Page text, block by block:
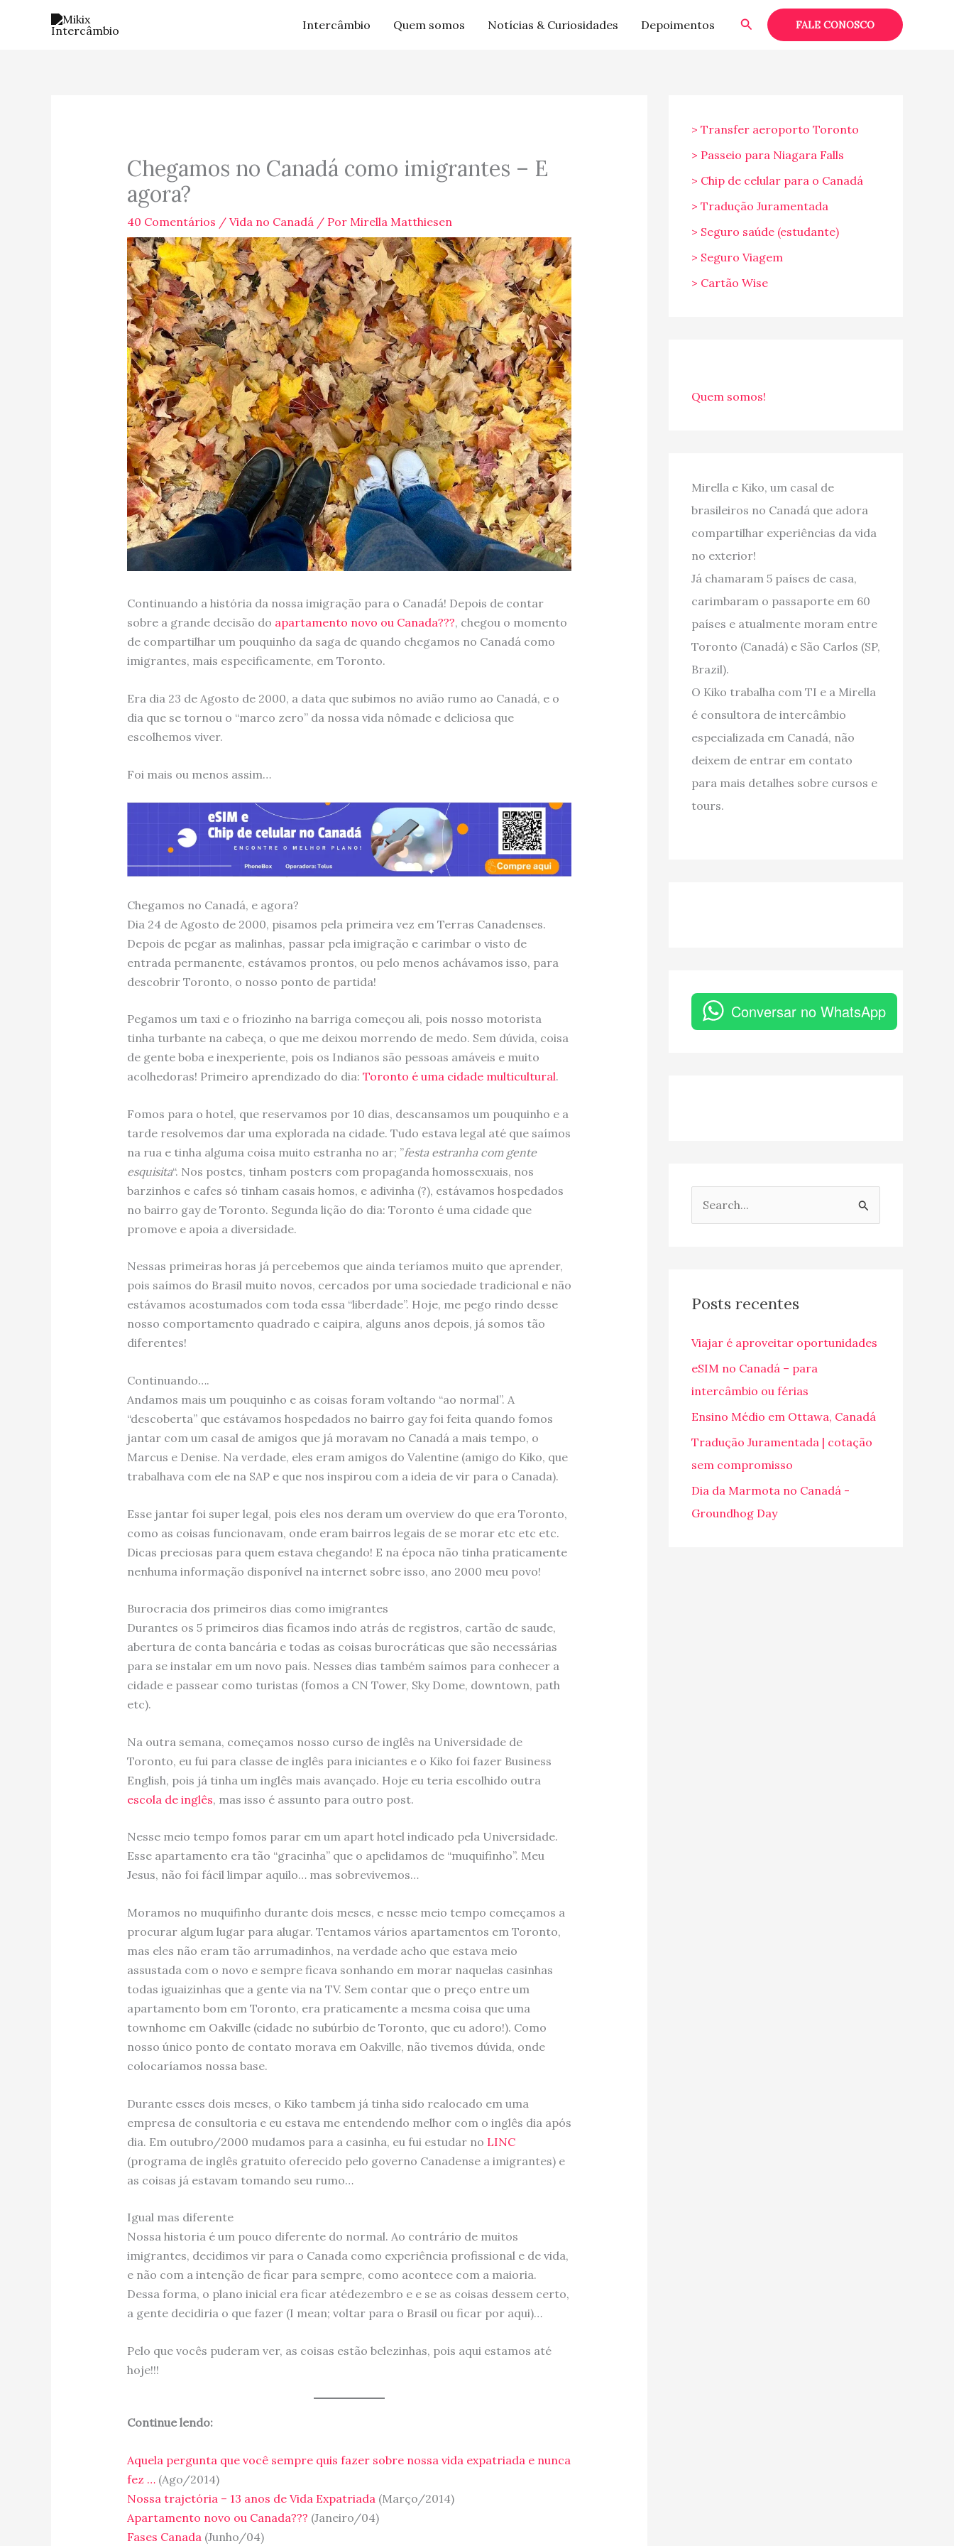
Intercâmbio Quem somos Notícias & Curiosidades Depoimentos PesquisarFALE CONOSCO
Chegamos no Canadá como imigrantes – E
agora?
40 Comentários / Vida no Canadá/ Por Mirella Matthiesen
Continuando a história da nossa imigração para o Canadá! Depois de contar
sobre a grande decisão do apartamento novo ou Canada???, chegou o momento
de compartilhar um pouquinho da saga de quando chegamos no Canadá como
imigrantes, mais especificamente, em Toronto.
Era dia 23 de Agosto de 2000, a data que subimos no avião rumo ao Canadá, e o
dia que se tornou o “marco zero” da nossa vida nômade e deliciosa que
escolhemos viver.
Foi mais ou menos assim…
Chegamos no Canadá, e agora?
Dia 24 de Agosto de 2000, pisamos pela primeira vez em Terras Canadenses.
Depois de pegar as malinhas, passar pela imigração e carimbar o visto de
entrada permanente, estávamos prontos, ou pelo menos achávamos isso, para
descobrir Toronto, o nosso ponto de partida!
Pegamos um taxi e o friozinho na barriga começou ali, pois nosso motorista
tinha turbante na cabeça, o que me deixou morrendo de medo. Sem dúvida, coisa
de gente boba e inexperiente, pois os Indianos são pessoas amáveis e muito
acolhedoras! Primeiro aprendizado do dia: Toronto é uma cidade multicultural.
Fomos para o hotel, que reservamos por 10 dias, descansamos um pouquinho e a
tarde resolvemos dar uma explorada na cidade. Tudo estava legal até que saímos
na rua e tinha alguma coisa muito estranha no ar; ”festa estranha com gente
esquisita“. Nos postes, tinham posters com propaganda homossexuais, nos
barzinhos e cafes só tinham casais homos, e adivinha (?), estávamos hospedados
no bairro gay de Toronto. Segunda lição do dia: Toronto é uma cidade que
promove e apoia a diversidade.
Nessas primeiras horas já percebemos que ainda teríamos muito que aprender,
pois saímos do Brasil muito novos, cercados por uma sociedade tradicional e não
estávamos acostumados com toda essa “liberdade”. Hoje, me pego rindo desse
nosso comportamento quadrado e caipira, alguns anos depois, já somos tão
diferentes!
Continuando….
Andamos mais um pouquinho e as coisas foram voltando “ao normal”. A
“descoberta” que estávamos hospedados no bairro gay foi feita quando fomos
jantar com um casal de amigos que já moravam no Canadá a mais tempo, o
Marcus e Denise. Na verdade, eles eram amigos do Valentine (amigo do Kiko, que
trabalhava com ele na SAP e que nos inspirou com a ideia de vir para o Canada).
Esse jantar foi super legal, pois eles nos deram um overview do que era Toronto,
como as coisas funcionavam, onde eram bairros legais de se morar etc etc etc.
Dicas preciosas para quem estava chegando! E na época não tinha praticamente
nenhuma informação disponível na internet sobre isso, ano 2000 meu povo!
Burocracia dos primeiros dias como imigrantes
Durantes os 5 primeiros dias ficamos indo atrás de registros, cartão de saude,
abertura de conta bancária e todas as coisas burocráticas que são necessárias
para se instalar em um novo país. Nesses dias também saímos para conhecer a
cidade e passear como turistas (fomos a CN Tower, Sky Dome, downtown, path
etc).
Na outra semana, começamos nosso curso de inglês na Universidade de
Toronto, eu fui para classe de inglês para iniciantes e o Kiko foi fazer Business
English, pois já tinha um inglês mais avançado. Hoje eu teria escolhido outra
escola de inglês, mas isso é assunto para outro post.
Nesse meio tempo fomos parar em um apart hotel indicado pela Universidade.
Esse apartamento era tão “gracinha” que o apelidamos de “muquifinho”. Meu
Jesus, não foi fácil limpar aquilo… mas sobrevivemos…
Moramos no muquifinho durante dois meses, e nesse meio tempo começamos a
procurar algum lugar para alugar. Tentamos vários apartamentos em Toronto,
mas eles não eram tão arrumadinhos, na verdade acho que estava meio
assustada com o novo e sempre ficava sonhando em morar naquelas casinhas
todas iguaizinhas que a gente via na TV. Sem contar que o preço entre um
apartamento bom em Toronto, era praticamente a mesma coisa que uma
townhome em Oakville (cidade no subúrbio de Toronto, que eu adoro!). Como
nosso único ponto de contato morava em Oakville, não tivemos dúvida, onde
colocaríamos nossa base.
Durante esses dois meses, o Kiko tambem já tinha sido realocado em uma
empresa de consultoria e eu estava me entendendo melhor com o inglês dia após
dia. Em outubro/2000 mudamos para a casinha, eu fui estudar no LINC
(programa de inglês gratuito oferecido pelo governo Canadense a imigrantes) e
as coisas já estavam tomando seu rumo…
Igual mas diferente
Nossa historia é um pouco diferente do normal. Ao contrário de muitos
imigrantes, decidimos vir para o Canada como experiência profissional e de vida,
e não com a intenção de ficar para sempre, como acontece com a maioria.
Dessa forma, o plano inicial era ficar atédezembro e e se as coisas dessem certo,
a gente decidiria o que fazer (I mean; voltar para o Brasil ou ficar por aqui)…
Pelo que vocês puderam ver, as coisas estão belezinhas, pois aqui estamos até
hoje!!!
Continue lendo:
Aquela pergunta que você sempre quis fazer sobre nossa vida expatriada e nunca
fez …(Ago/2014)
Nossa trajetória – 13 anos de Vida Expatriada (Março/2014)
Apartamento novo ou Canada??? (Janeiro/04)
Fases Canada (Junho/04)
> Transfer aeroporto Toronto
> Passeio para Niagara Falls
> Chip de celular para o Canadá
> Tradução Juramentada
> Seguro saúde (estudante)
> Seguro Viagem
> Cartão Wise
Quem somos!
Mirella e Kiko, um casal de
brasileiros no Canadá que adora
compartilhar experiências da vida
no exterior!
Já chamaram 5 países de casa,
carimbaram o passaporte em 60
países e atualmente moram entre
Toronto (Canadá) e São Carlos (SP,
Brazil).
O Kiko trabalha com TI e a Mirella
é consultora de intercâmbio
especializada em Canadá, não
deixem de entrar em contato
para mais detalhes sobre cursos e
tours.
Conversar no WhatsApp
u
s
a
r
p
o
Posts recentes
Viajar é aproveitar oportunidades
eSIM no Canadá – para
intercâmbio ou férias
Ensino Médio em Ottawa, Canadá
Tradução Juramentada | cotação
sem compromisso
Dia da Marmota no Canadá -
Groundhog Day